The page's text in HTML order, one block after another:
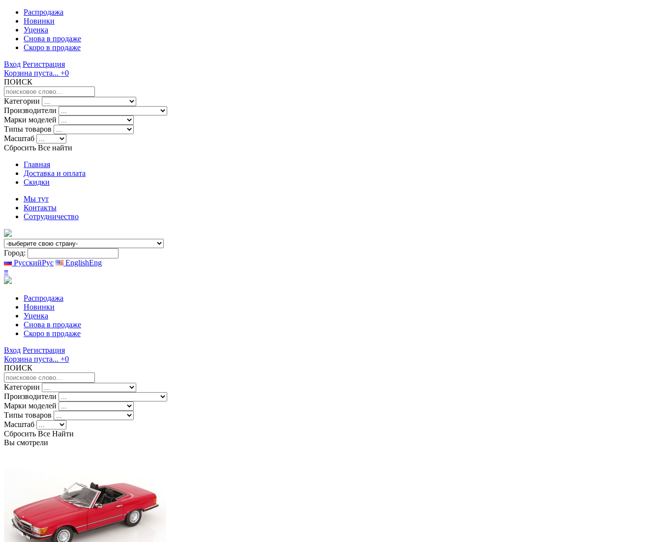
Распродажа
Новинки
Уценка
Снова в продаже
Скоро в продаже
Вход Регистрация
Корзина пуста... +0
ПОИСК
Категории
Производители
Марки моделей
Типы товаров
Масштаб
Сбросить Все найти
Главная
Доставка и оплата
Скидки
Мы тут
Контакты
Сотрудничество
Город:
РусскийРус EnglishEng
≡
Распродажа
Новинки
Уценка
Снова в продаже
Скоро в продаже
Вход Регистрация
Корзина пуста... +0
ПОИСК
Категории
Производители
Марки моделей
Типы товаров
Масштаб
Сбросить Все Найти
Вы смотрели